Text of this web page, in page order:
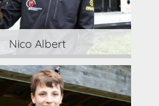
Nico Albert